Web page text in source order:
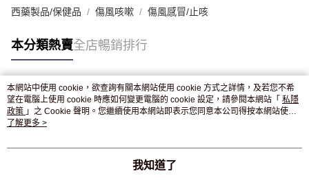
西藥製品/保健品 傷風咳嗽 傷風感冒/止咳
本分類熱賣全店暢銷排行
熱門標籤
熱銷排行
本網站中使用 cookie，欲查詢有關本網站使用 cookie 方式之詳情，及若您不希
望在電腦上使用 cookie 時應如何變更電腦的 cookie 設定，請參閱本網站「 私隱
政策 」之 Cookie 聲明。您繼續使用本網站即表示您同意本公司得按本網站使用
條款之 Cookie 聲明使用 cookie。
了解更多 >
我知道了